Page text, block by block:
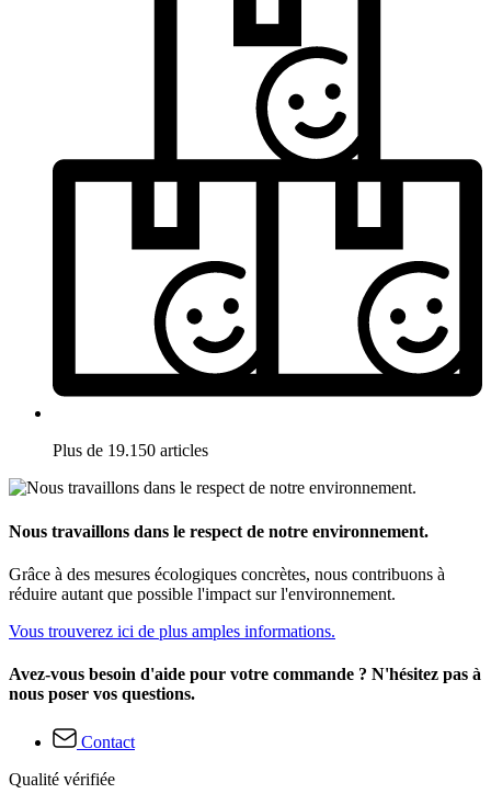
Plus de 19.150 articles
Nous travaillons dans le respect de notre environnement.
Grâce à des mesures écologiques concrètes, nous contribuons à
réduire autant que possible l'impact sur l'environnement.
Vous trouverez ici de plus amples informations.
Avez-vous besoin d'aide pour votre commande ? N'hésitez pas à
nous poser vos questions.
Contact
Qualité vérifiée